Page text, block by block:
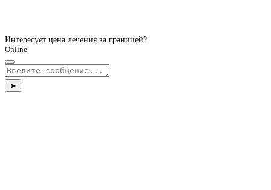
Интересует цена лечения за границей?
Online
➤